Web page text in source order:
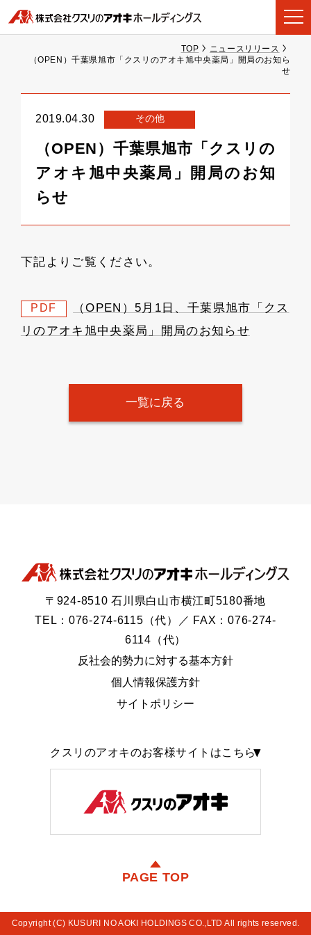
TOP
ニュースリリース
（OPEN）千葉県旭市「クスリのアオキ旭中央薬局」開局のお知ら
せ
2019.04.30 その他
（OPEN）千葉県旭市「クスリの
アオキ旭中央薬局」開局のお知
らせ
下記よりご覧ください。
PDF
（OPEN）5月1日、千葉県旭市「クス
リのアオキ旭中央薬局」開局のお知らせ
一覧に戻る
〒924-8510 石川県白山市横江町5180番地
TEL：076-274-6115（代）／ FAX：076-274-
6114（代）
反社会的勢力に対する基本方針
個人情報保護方針
サイトポリシー
クスリのアオキのお客様サイトはこちら
PAGE TOP
Copyright (C) KUSURI NO AOKI HOLDINGS CO.,LTD All rights reserved.